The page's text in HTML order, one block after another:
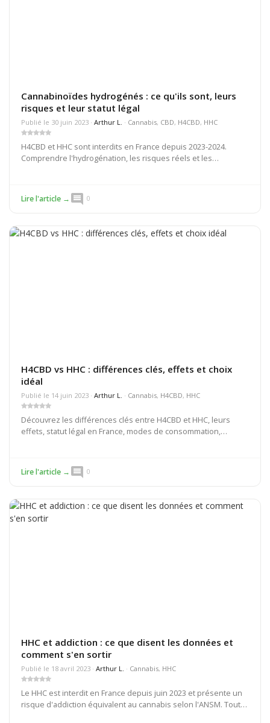
Cannabinoïdes hydrogénés : ce qu'ils sont, leurs
risques et leur statut légal
Publié le 30 juin 2023 ·Arthur L. · Cannabis, CBD, H4CBD, HHC
H4CBD et HHC sont interdits en France depuis 2023-2024.
Comprendre l'hydrogénation, les risques réels et les
Lire l'article → comment 0
H4CBD vs HHC : différences clés, effets et choix
idéal
Publié le 14 juin 2023 ·Arthur L. · Cannabis, H4CBD, HHC
Découvrez les différences clés entre H4CBD et HHC, leurs
effets, statut légal en France, modes de consommation,
Lire l'article → comment 0
HHC et addiction : ce que disent les données et
comment s'en sortir
Publié le 18 avril 2023 ·Arthur L. · Cannabis, HHC
Le HHC est interdit en France depuis juin 2023 et présente un
risque d'addiction équivalent au cannabis selon l'ANSM. Tout